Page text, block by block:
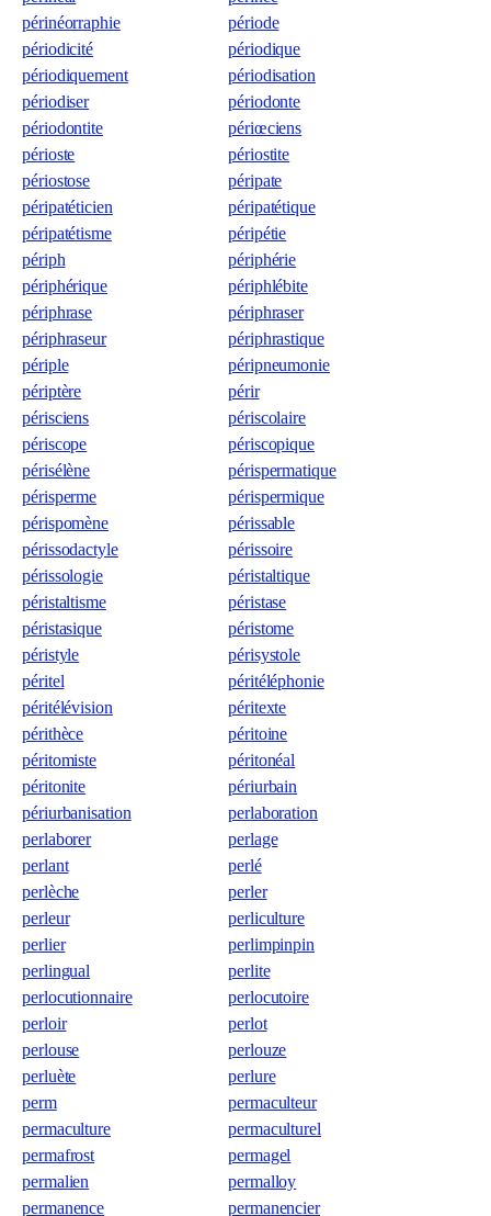
périnéorraphie
période
périodicité
périodique
périodiquement
périodisation
périodiser
périodonte
périodontite
périœciens
périoste
périostite
périostose
péripate
péripatéticien
péripatétique
péripatétisme
péripétie
périph
périphérie
périphérique
périphlébite
périphrase
périphraser
périphraseur
périphrastique
périple
péripneumonie
périptère
périr
périsciens
périscolaire
périscope
périscopique
périsélène
périspermatique
périsperme
périspermique
périspomène
périssable
périssodactyle
périssoire
périssologie
péristaltique
péristaltisme
péristase
péristasique
péristome
péristyle
périsystole
péritel
péritéléphonie
péritélévision
péritexte
périthèce
péritoine
péritomiste
péritonéal
péritonite
périurbain
périurbanisation
perlaboration
perlaborer
perlage
perlant
perlé
perlèche
perler
perleur
perliculture
perlier
perlimpinpin
perlingual
perlite
perlocutionnaire
perlocutoire
perloir
perlot
perlouse
perlouze
perluète
perlure
perm
permaculteur
permaculture
permaculturel
permafrost
permagel
permalien
permalloy
permanence
permanencier